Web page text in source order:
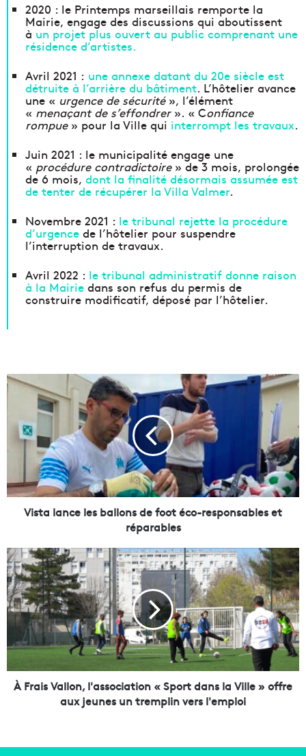
2020 : le Printemps marseillais remporte la
Mairie, engage des discussions qui aboutissent
à un projet plus ouvert au public comprenant une
résidence d’artistes.
Avril 2021 : une annexe datant du 20e siècle est
détruite à l’arrière du bâtiment. L’hôtelier avance
une « urgence de sécurité», l’élément
« menaçant de s’effondrer». « Confiance
rompue» pour la Ville qui interrompt les travaux.
Juin 2021 : le municipalité engage une
« procédure contradictoire» de 3 mois, prolongée
de 6 mois, dont la finalité désormais assumée est
de tenter de récupérer la Villa Valmer.
Novembre 2021 : le tribunal rejette la procédure
d’urgence de l’hôtelier pour suspendre
l’interruption de travaux.
Avril 2022 : le tribunal administratif donne raison
à la Mairie dans son refus du permis de
construire modificatif, déposé par l’hôtelier.
V
n
c
s
b
a
l
l
o
s
d
Vista lance les ballons de foot éco-responsables et
réparables
À
F
r
a
i
s
V
l
À Frais Vallon, l'association « Sport dans la Ville » offre
aux jeunes un tremplin vers l'emploi